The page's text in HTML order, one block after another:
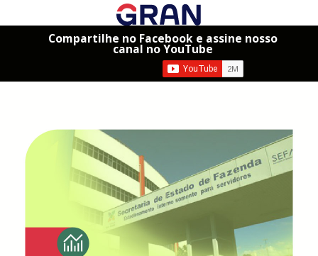
Compartilhe no Facebook e assine nosso
canal no YouTube